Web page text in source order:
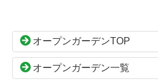
ン
本
文
の
頭
へ
オープンガーデンTOP
オープンガーデン一覧